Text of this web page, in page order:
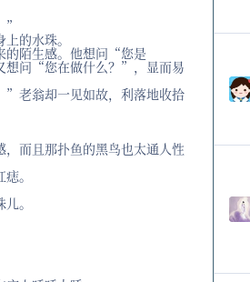
”
的水珠。
陌生感。他想问“您是
问“您在做什么？”，显而易
”老翁却一见如故，利落地收拾
而且那扑鱼的黑鸟也太通人性
。
。